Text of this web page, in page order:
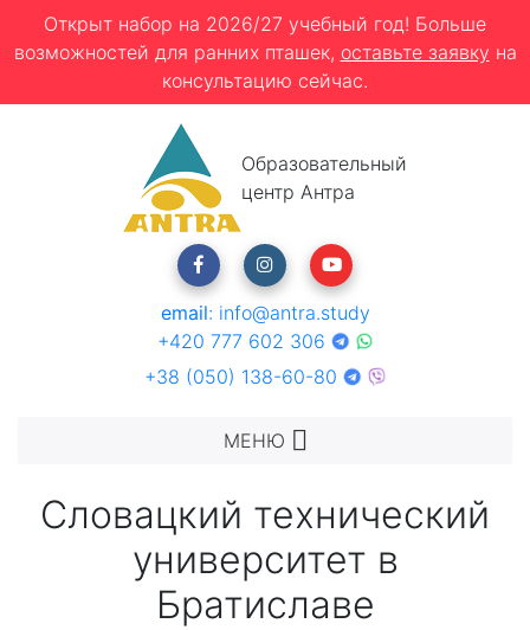
Открыт набор на 2026/27 учебный год! Больше
возможностей для ранних пташек, оставьте заявку на
консультацию сейчас.
Образовательный
центр Антра
email: info@antra.study
+420 777 602 306
+38 (050) 138-60-80
МЕНЮ
Словацкий технический
университет в
Братиславе